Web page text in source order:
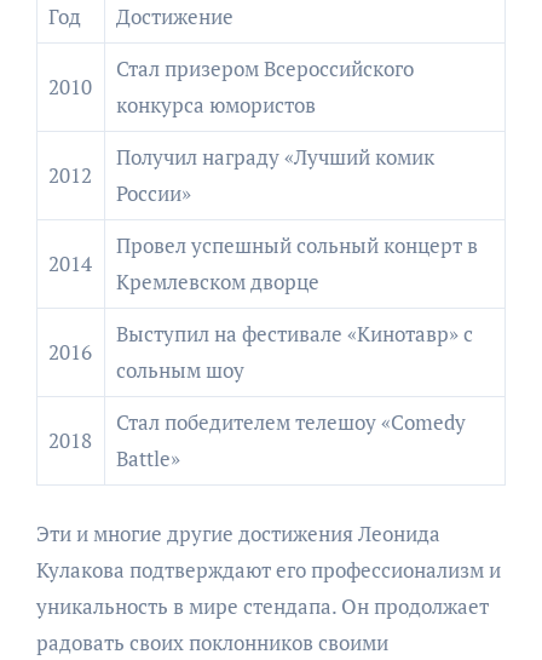
Год Достижение
2010
Стал призером Всероссийского
конкурса юмористов
2012
Получил награду «Лучший комик
России»
2014
Провел успешный сольный концерт в
Кремлевском дворце
2016
Выступил на фестивале «Кинотавр» с
сольным шоу
2018
Стал победителем телешоу «Comedy
Battle»
Эти и многие другие достижения Леонида
Кулакова подтверждают его профессионализм и
уникальность в мире стендапа. Он продолжает
радовать своих поклонников своими